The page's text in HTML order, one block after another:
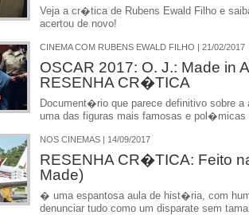
Veja a cr�tica de Rubens Ewald Filho e
acertou de novo!
CINEMA COM RUBENS EWALD FILHO | 21/02/2017
OSCAR 2017: O. J.: Made in
RESENHA CR�TICA
Document�rio que parece definitivo sobre
uma das figuras mais famosas e
NOS CINEMAS | 14/09/2017
RESENHA CR�TICA: Feito
Made)
� uma espantosa aula de hist�ria, com
denunciar tudo como um disparate sem